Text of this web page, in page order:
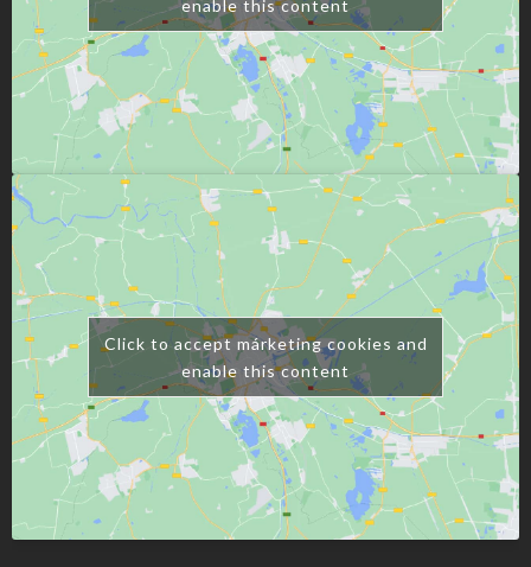
enable this content
Click to accept márketing cookies and
enable this content